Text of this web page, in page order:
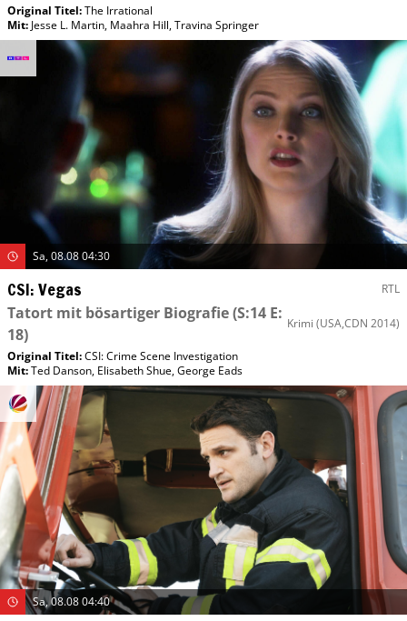
Original Titel:The Irrational
Mit: Jesse L. Martin, Maahra Hill,Travina Springer
Sa, 08.08 04:30
CSI: Vegas RTL
Tatort mit bösartiger Biografie(S:14 E:
18)
Krimi (USA,CDN 2014)
Original Titel:CSI: Crime Scene Investigation
Mit:Ted Danson, Elisabeth Shue,George Eads
Sa, 08.08 04:40